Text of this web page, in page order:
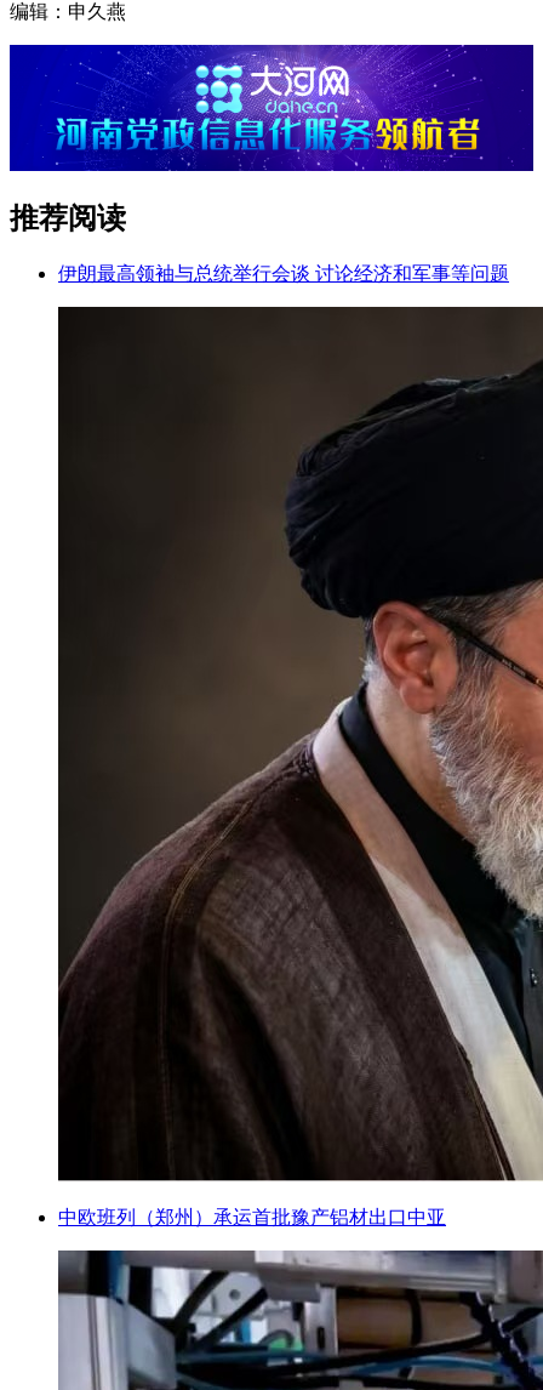
编辑：申久燕
推荐阅读
伊朗最高领袖与总统举行会谈 讨论经济和军事等问题
中欧班列（郑州）承运首批豫产铝材出口中亚